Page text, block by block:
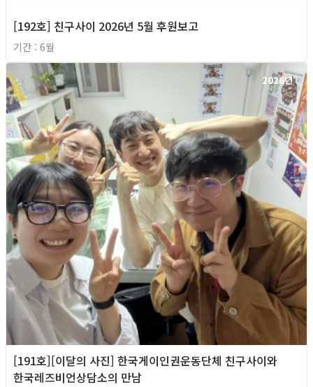
[192호] 친구사이 2026년 5월 후원보고
기간 : 6월
2026년
[191호][이달의 사진] 한국게이인권운동단체 친구사이와
한국레즈비언상담소의 만남